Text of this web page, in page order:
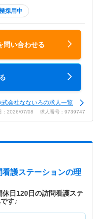
採用中
問い合わせる
式会社なないろの求人一覧
：2026/07/08 求人番号：9739747
護ステーションの理
休日120日の訪問看護ステ
す♪